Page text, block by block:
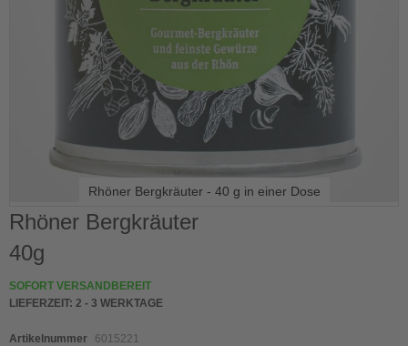
Rhöner Bergkräuter
40g
SOFORT VERSANDBEREIT
LIEFERZEIT: 2 - 3 WERKTAGE
Artikelnummer
6015221
Rhöner Bergkräuter - 40 g in einer Dose
Skip
to
the
beginning
of
the
gallery